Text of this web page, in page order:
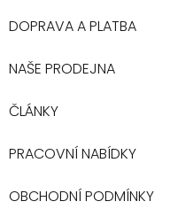
DOPRAVA A PLATBA
NAŠE PRODEJNA
ČLÁNKY
PRACOVNÍ NABÍDKY
OBCHODNÍ PODMÍNKY